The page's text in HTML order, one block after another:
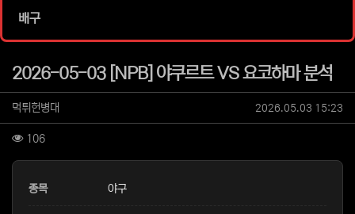
배구
2026-05-03 [NPB] 야쿠르트 VS 요코하마 분석
작성자 정보
먹튀헌병대 작성일
2026.05.03 15:23
컨텐츠 정보
106조회
본문
종목 야구